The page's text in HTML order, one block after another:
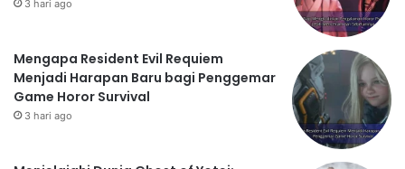
3 hari ago
Mengapa Resident Evil Requiem
Menjadi Harapan Baru bagi Penggemar
Game Horor Survival
3 hari ago